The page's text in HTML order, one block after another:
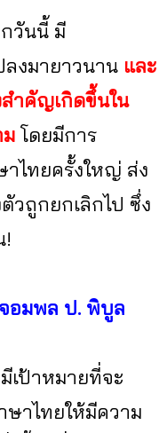
วันนี้ มี
งมายาวนาน และ
ำคัญเกิดขึ้นใน
โดยมีการ
ไทยครั้งใหญ่ ส่ง
วถูกยกเลิกไป ซึ่ง
!
อมพล ป. พิบูล
เป้าหมายที่จะ
าไทยให้มีความ